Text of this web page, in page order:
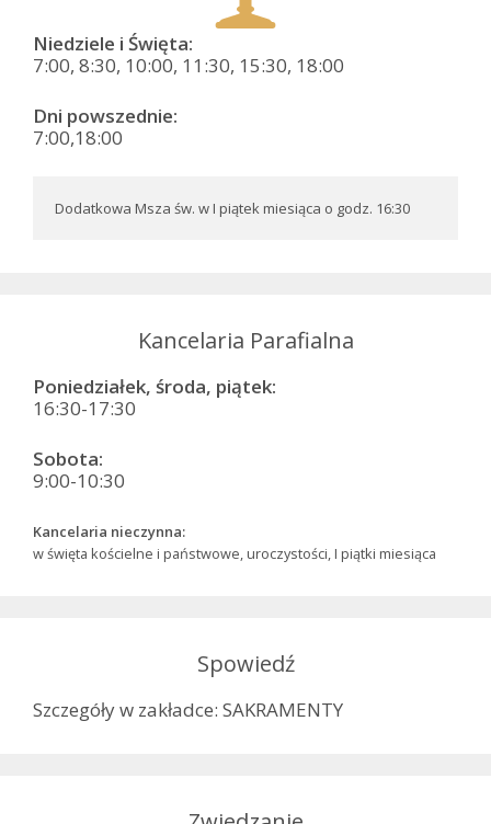
Niedziele i Święta:
7:00, 8:30, 10:00, 11:30, 15:30, 18:00
Dni powszednie:
7:00,18:00
Dodatkowa Msza św. w I piątek miesiąca o godz. 16:30
Kancelaria Parafialna
Poniedziałek, środa, piątek:
16:30-17:30
Sobota:
9:00-10:30
Kancelaria nieczynna:
w święta kościelne i państwowe, uroczystości, I piątki miesiąca
Spowiedź
Szczegóły w zakładce: SAKRAMENTY